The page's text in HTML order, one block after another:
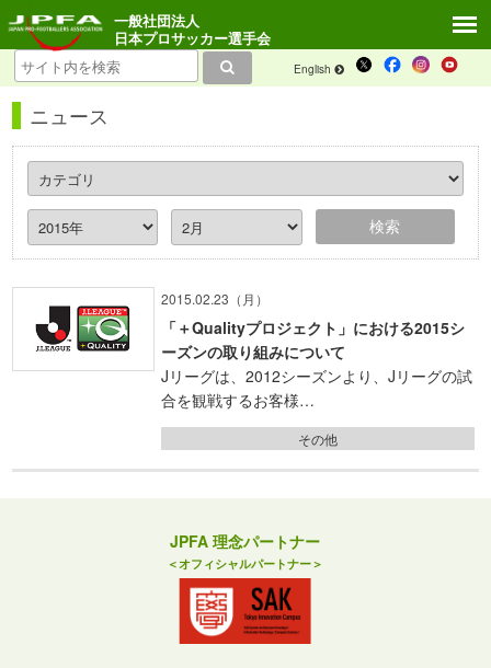
English
一般社団法人
日本プロサッカー選手会
ニュース
2015.02.23（月）
「＋Qualityプロジェクト」における2015シ
ーズンの取り組みについて
Jリーグは、2012シーズンより、Jリーグの試
合を観戦するお客様…
その他
JPFA 理念パートナー
＜オフィシャルパートナー＞